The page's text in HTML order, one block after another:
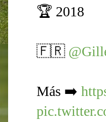
🏆 2018
🇫🇷
Más ➡️